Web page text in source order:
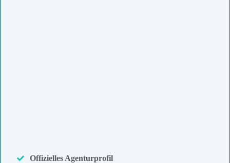
Offizielles Agenturprofil